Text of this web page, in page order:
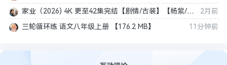
家业（2026) 4K 更至42集完结【剧情/古装】【杨紫/韩东君/吴冕】【174GB】 2月前
三轮循环练 语文八年级上册 【176.2 MB】 11分钟前